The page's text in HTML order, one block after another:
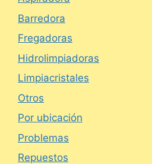
Barredora
Fregadoras
Hidrolimpiadoras
Limpiacristales
Otros
Por ubicación
Problemas
Repuestos